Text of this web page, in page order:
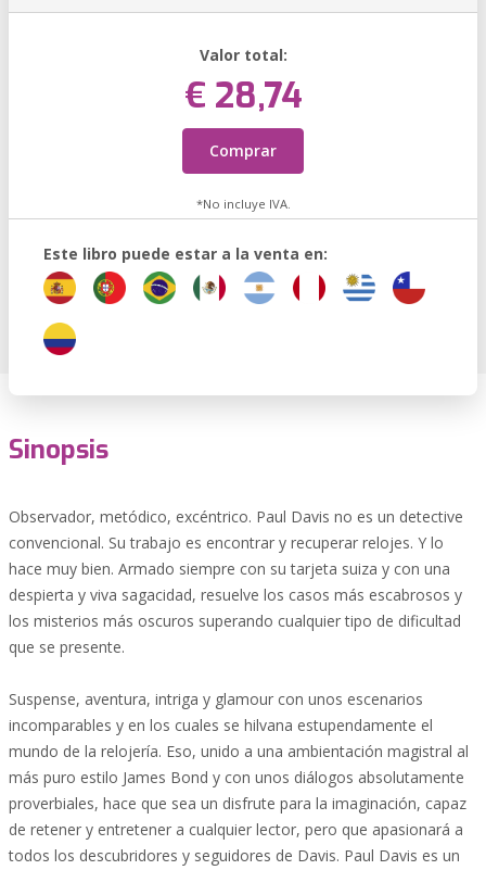
Valor total:
€ 28,74
Comprar
*No incluye IVA.
Este libro puede estar a la venta en:
Sinopsis
Observador, metódico, excéntrico. Paul Davis no es un detective
convencional. Su trabajo es encontrar y recuperar relojes. Y lo
hace muy bien. Armado siempre con su tarjeta suiza y con una
despierta y viva sagacidad, resuelve los casos más escabrosos y
los misterios más oscuros superando cualquier tipo de dificultad
que se presente.
Suspense, aventura, intriga y glamour con unos escenarios
incomparables y en los cuales se hilvana estupendamente el
mundo de la relojería. Eso, unido a una ambientación magistral al
más puro estilo James Bond y con unos diálogos absolutamente
proverbiales, hace que sea un disfrute para la imaginación, capaz
de retener y entretener a cualquier lector, pero que apasionará a
todos los descubridores y seguidores de Davis. Paul Davis es un